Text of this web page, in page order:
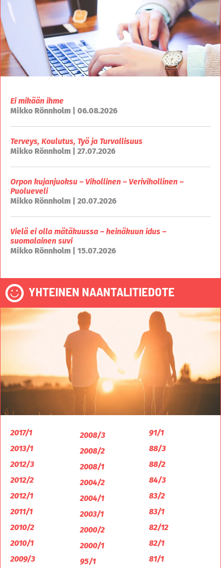
Ei mikään ihme
Mikko Rönnholm | 06.08.2026
Terveys, Koulutus, Työ ja Turvallisuus
Mikko Rönnholm | 27.07.2026
Orpon kujanjuoksu – Vihollinen – Verivihollinen –
Puolueveli
Mikko Rönnholm | 20.07.2026
Vielä ei olla mätäkuussa – heinäkuun idus –
suomalainen suvi
Mikko Rönnholm | 15.07.2026
YHTEINEN NAANTALITIEDOTE
2017/1
2013/1
2012/3
2012/2
2012/1
2011/1
2010/2
2010/1
2009/3
2008/3
2008/2
2008/1
2004/2
2004/1
2003/1
2000/2
2000/1
95/1
91/1
88/3
88/2
84/3
83/2
83/1
82/12
82/1
81/1